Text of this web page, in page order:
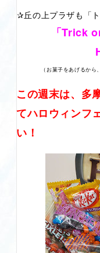
✰丘の上プラザも「
「Trick
（お菓子をあげるか
この週末は、多
てハロウィンフ
い！